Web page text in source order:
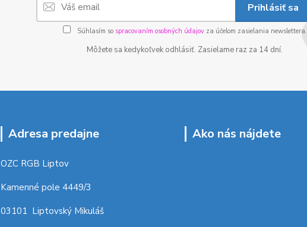
Prihlásiť sa
Súhlasím so spracovaním osobných údajovza účelom zasielania newslettera.
Môžete sa kedykoľvek odhlásiť. Zasielame raz za 14 dní.
Adresa predajne
OZC RGB Liptov
Kamenné pole 4449/3
03101 Liptovský Mikuláš
Ako nás nájdete